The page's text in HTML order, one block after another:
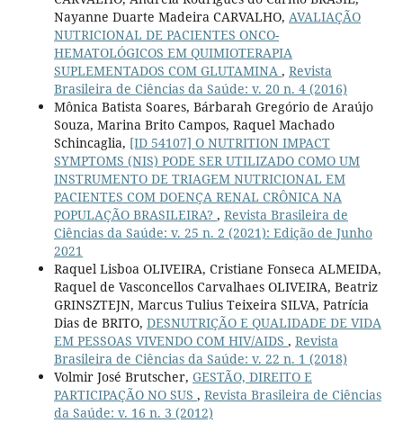
Nayanne Duarte Madeira CARVALHO, AVALIAÇÃO
NUTRICIONAL DE PACIENTES ONCO-
HEMATOLÓGICOS EM QUIMIOTERAPIA
SUPLEMENTADOS COM GLUTAMINA , Revista
Brasileira de Ciências da Saúde: v. 20 n. 4 (2016)
Mônica Batista Soares, Bárbarah Gregório de Araújo
Souza, Marina Brito Campos, Raquel Machado
Schincaglia, [ID 54107] O NUTRITION IMPACT
SYMPTOMS (NIS) PODE SER UTILIZADO COMO UM
INSTRUMENTO DE TRIAGEM NUTRICIONAL EM
PACIENTES COM DOENÇA RENAL CRÔNICA NA
POPULAÇÃO BRASILEIRA? , Revista Brasileira de
Ciências da Saúde: v. 25 n. 2 (2021): Edição de Junho
2021
Raquel Lisboa OLIVEIRA, Cristiane Fonseca ALMEIDA,
Raquel de Vasconcellos Carvalhaes OLIVEIRA, Beatriz
GRINSZTEJN, Marcus Tulius Teixeira SILVA, Patrícia
Dias de BRITO, DESNUTRIÇÃO E QUALIDADE DE VIDA
EM PESSOAS VIVENDO COM HIV/AIDS , Revista
Brasileira de Ciências da Saúde: v. 22 n. 1 (2018)
Volmir José Brutscher, GESTÃO, DIREITO E
PARTICIPAÇÃO NO SUS , Revista Brasileira de Ciências
da Saúde: v. 16 n. 3 (2012)